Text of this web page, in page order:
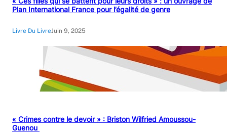
Plan International France pour l’égalité de genre
Livre Du LivreJuin 9, 2025
« Crimes contre le devoir » : Briston Wilfried Amoussou-
Guenou